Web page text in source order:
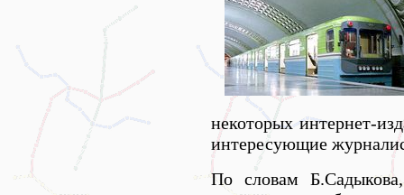
некоторых интернет-
интересующие
По словам